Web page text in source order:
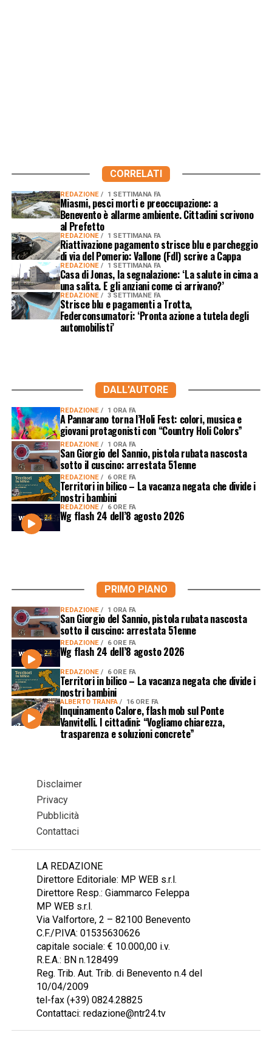
CORRELATI
REDAZIONE 1 SETTIMANA FA
Miasmi, pesci morti e preoccupazione: a
Benevento è allarme ambiente. Cittadini scrivono
al Prefetto
REDAZIONE 1 SETTIMANA FA
Riattivazione pagamento strisce blu e parcheggio
di via del Pomerio: Vallone (FdI) scrive a Cappa
REDAZIONE 1 SETTIMANA FA
Casa di Jonas, la segnalazione: ‘La salute in cima a
una salita. E gli anziani come ci arrivano?’
REDAZIONE 3 SETTIMANE FA
Strisce blu e pagamenti a Trotta,
Federconsumatori: ‘Pronta azione a tutela degli
automobilisti’
DALL'AUTORE
REDAZIONE 1 ORA FA
A Pannarano torna l’Holi Fest: colori, musica e
giovani protagonisti con “Country Holi Colors”
REDAZIONE 1 ORA FA
San Giorgio del Sannio, pistola rubata nascosta
sotto il cuscino: arrestata 51enne
REDAZIONE 6 ORE FA
Territori in bilico – La vacanza negata che divide i
nostri bambini
REDAZIONE 6 ORE FA
Wg flash 24 dell’8 agosto 2026
PRIMO PIANO
REDAZIONE 1 ORA FA
San Giorgio del Sannio, pistola rubata nascosta
sotto il cuscino: arrestata 51enne
REDAZIONE 6 ORE FA
Wg flash 24 dell’8 agosto 2026
REDAZIONE 6 ORE FA
Territori in bilico – La vacanza negata che divide i
nostri bambini
ALBERTO TRANFA 16 ORE FA
Inquinamento Calore, flash mob sul Ponte
Vanvitelli. I cittadini: “Vogliamo chiarezza,
trasparenza e soluzioni concrete”
Disclaimer
Privacy
Pubblicità
Contattaci
LA REDAZIONE
Direttore Editoriale: MP WEB s.r.l.
Direttore Resp.: Giammarco Feleppa
MP WEB s.r.l.
Via Valfortore, 2 – 82100 Benevento
C.F./P.IVA: 01535630626
capitale sociale: € 10.000,00 i.v.
R.E.A.: BN n.128499
Reg. Trib. Aut. Trib. di Benevento n.4 del
10/04/2009
tel-fax (+39) 0824.28825
Contattaci: redazione@ntr24.tv